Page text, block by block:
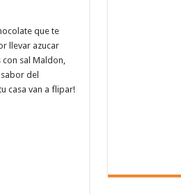
que te
llevar azucar
sal Maldon,
del
casa van a flipar!